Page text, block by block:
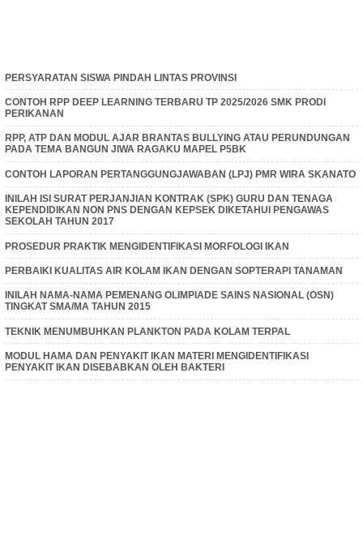
PERSYARATAN SISWA PINDAH LINTAS PROVINSI
CONTOH RPP DEEP LEARNING TERBARU TP 2025/2026 SMK PRODI
PERIKANAN
RPP, ATP DAN MODUL AJAR BRANTAS BULLYING ATAU PERUNDUNGAN
PADA TEMA BANGUN JIWA RAGAKU MAPEL P5BK
CONTOH LAPORAN PERTANGGUNGJAWABAN (LPJ) PMR WIRA SKANATO
INILAH ISI SURAT PERJANJIAN KONTRAK (SPK) GURU DAN TENAGA
KEPENDIDIKAN NON PNS DENGAN KEPSEK DIKETAHUI PENGAWAS
SEKOLAH TAHUN 2017
PROSEDUR PRAKTIK MENGIDENTIFIKASI MORFOLOGI IKAN
PERBAIKI KUALITAS AIR KOLAM IKAN DENGAN SOPTERAPI TANAMAN
INILAH NAMA-NAMA PEMENANG OLIMPIADE SAINS NASIONAL (OSN)
TINGKAT SMA/MA TAHUN 2015
TEKNIK MENUMBUHKAN PLANKTON PADA KOLAM TERPAL
MODUL HAMA DAN PENYAKIT IKAN MATERI MENGIDENTIFIKASI
PENYAKIT IKAN DISEBABKAN OLEH BAKTERI